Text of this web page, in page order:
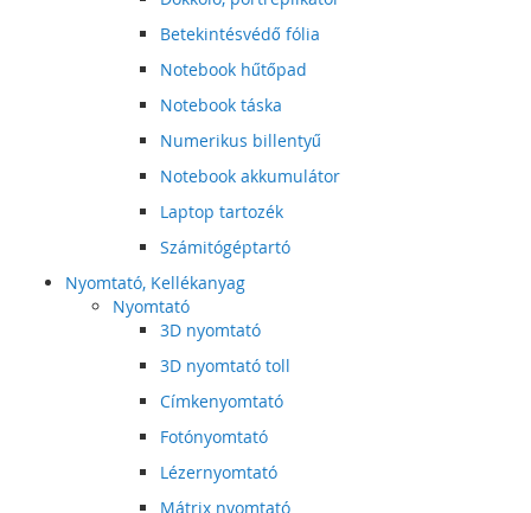
Betekintésvédő fólia
Notebook hűtőpad
Notebook táska
Numerikus billentyű
Notebook akkumulátor
Laptop tartozék
Számitógéptartó
Nyomtató, Kellékanyag
Nyomtató
3D nyomtató
3D nyomtató toll
Címkenyomtató
Fotónyomtató
Lézernyomtató
Mátrix nyomtató